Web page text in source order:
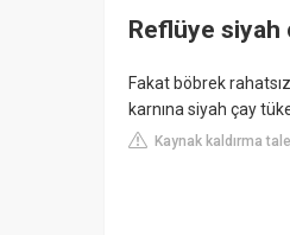
Reflüye siyah
Fakat böbrek
karnına siyah çay
Kaynak kaldırma